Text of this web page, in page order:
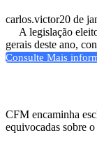
carlos.victor20 de
A legislação
gerais deste ano,
Consulte Mais
CFM encaminha
equivocadas sobre